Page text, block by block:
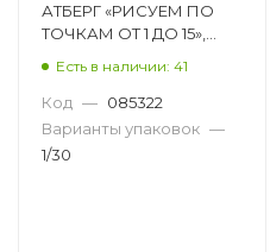
АТБЕРГ «РИСУЕМ ПО
ТОЧКАМ ОТ 1 ДО 15»,
463-9
Есть в наличии: 41
Код — 085322
Варианты упаковок —
1/30